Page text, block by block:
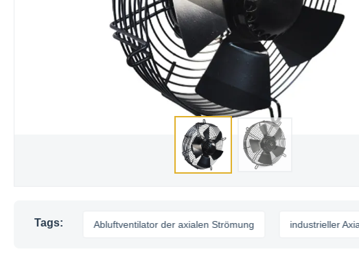
Tags:Abluftventilator der axialen Strömung industrieller